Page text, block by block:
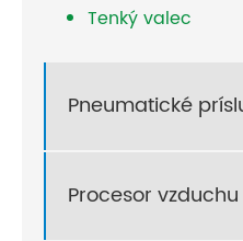
Tenký valec
Pneumatické
Procesor vzduchu